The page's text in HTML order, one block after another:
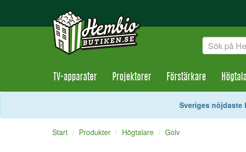
TV-apparater Projektorer Förstärkare
Sveriges
Start Produkter Högtalare Golv